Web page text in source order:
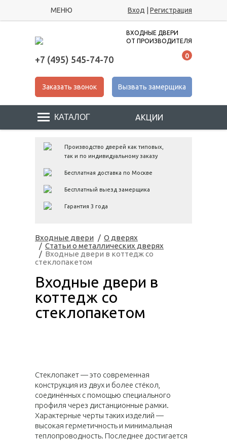
МЕНЮ Вход Регистрация
ВХОДНЫЕ ДВЕРИ
ОТ ПРОИЗВОДИТЕЛЯ
+7 (495) 545-74-70
Вызвать замерщика
Заказать звонок
0
АКЦИИ
Производство дверей как типовых,
так и по индивидуальному заказу
Бесплатная доставка по Москве
Бесплатный выезд замерщика
Гарантия 3 года
Входные двери
О дверях
Статьи о металлических дверях
Входные двери в коттедж со
стеклопакетом
Входные двери в
коттедж со
стеклопакетом
Стеклопакет — это современная
конструкция из двух и более стёкол,
соединённых с помощью специального
профиля через дистанционные рамки.
Характерные черты таких изделий —
высокая герметичность и минимальная
теплопроводность. Последнее достигается